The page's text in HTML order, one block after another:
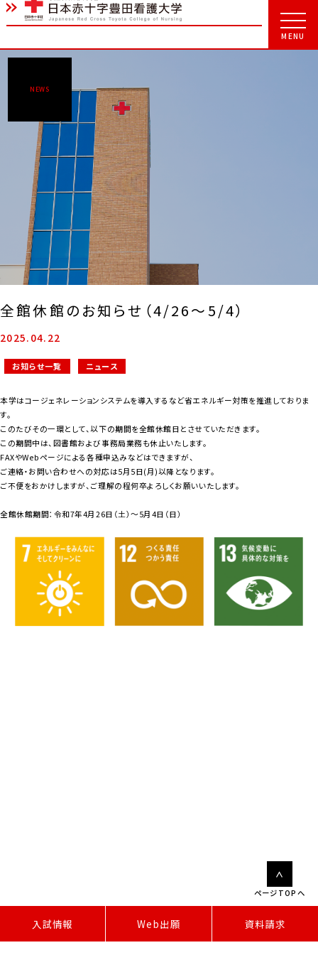
入試情報 Web出願 資料請求
NEWS
全館休館のお知らせ（4/26～5/4）
2025.04.22
お知らせ一覧 ニュース
本学はコージェネレーションシステムを導入するなど省エネルギー対策を推進しておりま
す。
このたびその一環として、以下の期間を全館休館日とさせていただきます。
この期間中は、図書館および事務局業務も休止いたします。
FAXやWebページによる各種申込みなどはできますが、
ご連絡・お問い合わせへの対応は5月5日(月)以降となります。
ご不便をおかけしますが、ご理解の程何卒よろしくお願いいたします。
全館休館期間：令和7年4月26日（土）～5月4日（日）
ページTOPへ